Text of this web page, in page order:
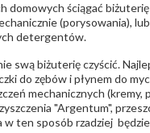
domowych ściągać
(porysowania),
detergentów.
swą biżuterię czyścić.
do zębów i płynem do
mechanicznych (kremy,
"Argentum",
ten sposób rzadziej